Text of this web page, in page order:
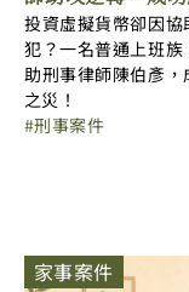
投資虛擬貨幣卻因
犯？一名普通上班
助刑事律師陳伯彥
之災！
刑事案件
家事案件